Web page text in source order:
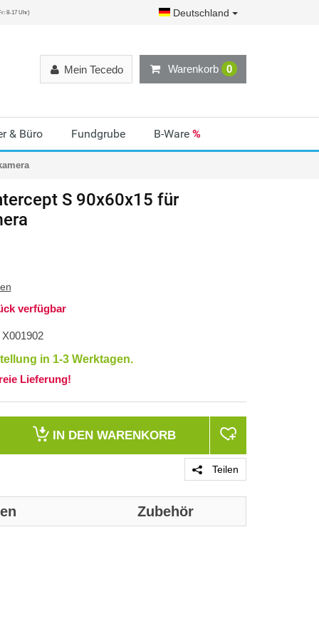
8-17 Uhr) Deutschland
Warenkorb 0
Mein Tecedo
& Büro Fundgrube B-Ware %
S 90x60x15 für
verfügbar
X001902
in 1-3 Werktagen.
Lieferung!
IN DEN WARENKORB
Teilen
Zubehör